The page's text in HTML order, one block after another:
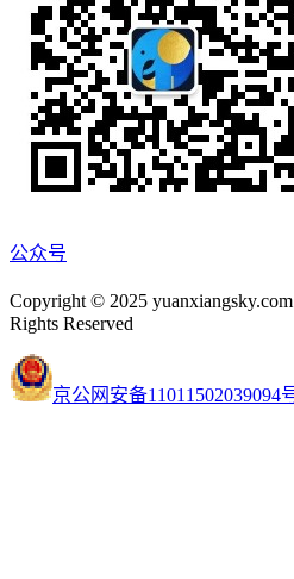
公众号
Copyright © 2025
Rights Reserved
京公网安备11011502039094